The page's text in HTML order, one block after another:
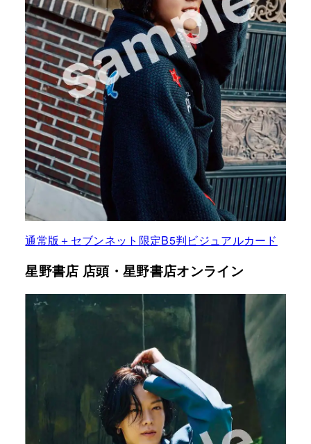
通常版＋セブンネット限定B5判ビジュアルカード
星野書店 店頭・星野書店オンライン